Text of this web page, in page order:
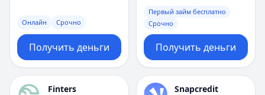
Онлайн Срочно
Получить деньги
Первый займ бесплатно
Срочно
Получить деньги
Finters Snapcredit